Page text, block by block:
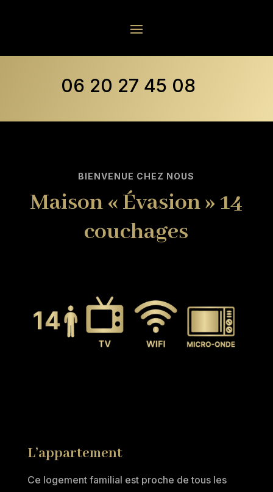
06 20 27 45 08
BIENVENUE CHEZ NOUS
Maison « Évasion » 14
couchages
L’appartement
Ce logement familial est proche de tous les